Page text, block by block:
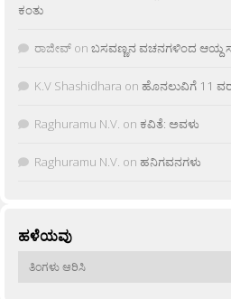
ಕಂತು
ರಾಜೀವ್ on ಬಸವಣ್ಣನ ವಚನಗಳಿಂದ ಆಯ್ದ
K.V Shashidhara on ಹೊನಲುವಿಗೆ 11
Raghuramu N.V. on ಕವಿತೆ: ಅವಳು
Raghuramu N.V. on ಹನಿಗವನಗಳು
ಹಳೆಯವು
ಹಳೆಯವು